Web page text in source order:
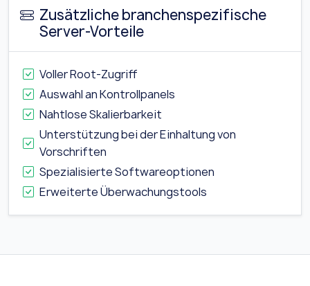
Zusätzliche branchenspezifische
Server-Vorteile
Voller Root-Zugriff
Auswahl an Kontrollpanels
Nahtlose Skalierbarkeit
Unterstützung bei der Einhaltung von
Vorschriften
Spezialisierte Softwareoptionen
Erweiterte Überwachungstools